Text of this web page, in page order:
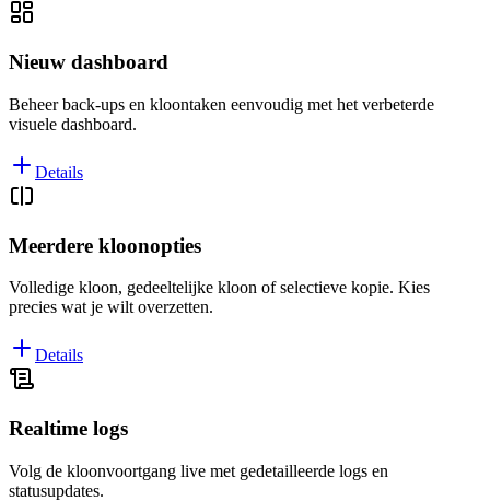
Nieuw dashboard
Beheer back-ups en kloontaken eenvoudig met het verbeterde
visuele dashboard.
Details
Meerdere kloonopties
Volledige kloon, gedeeltelijke kloon of selectieve kopie. Kies
precies wat je wilt overzetten.
Details
Realtime logs
Volg de kloonvoortgang live met gedetailleerde logs en
statusupdates.